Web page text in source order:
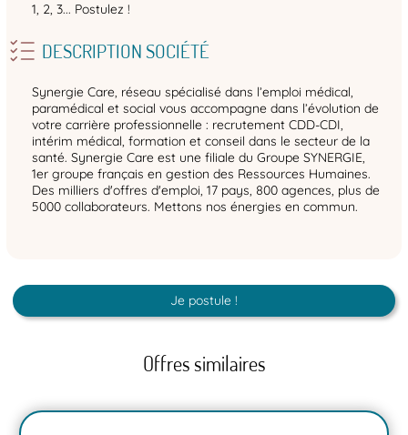
1, 2, 3... Postulez !
DESCRIPTION SOCIÉTÉ
Synergie Care, réseau spécialisé dans l’emploi médical,
paramédical et social vous accompagne dans l’évolution de
votre carrière professionnelle : recrutement CDD-CDI,
intérim médical, formation et conseil dans le secteur de la
santé. Synergie Care est une filiale du Groupe SYNERGIE,
1er groupe français en gestion des Ressources Humaines.
Des milliers d'offres d'emploi, 17 pays, 800 agences, plus de
5000 collaborateurs. Mettons nos énergies en commun.
Je postule !
Offres similaires